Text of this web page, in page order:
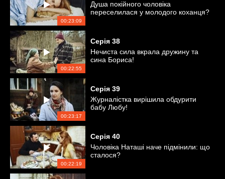
00:23:09
Душа покійного чоловіка
переселилася у молодого коханця?
00:22:55
Серія 38
Нечиста сила вкрала дружину та
сина Бориса!
00:23:17
Серія 39
Журналістка вирішила обдурити
бабу Любу!
00:22:19
Серія 40
Чоловіка Наташі наче підмінили: що
сталося?